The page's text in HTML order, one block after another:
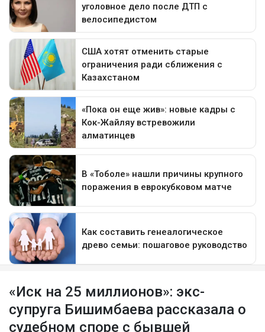
«Иск на 25 миллионов»: экс-
супруга Бишимбаева рассказала о
судебном споре с бывшей